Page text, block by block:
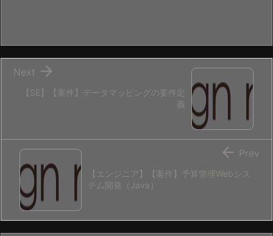
【SE】【案件】データマッピングの要件定
義

Next
【エンジニア】【案件】予算管理Webシス
テム開発（Java）
 Prev